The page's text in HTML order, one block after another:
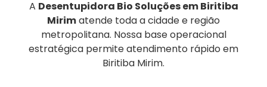
A Desentupidora Bio Soluções em Biritiba
Mirimatende toda a cidade e região
metropolitana. Nossa base operacional
estratégica permite atendimento rápido em
Biritiba Mirim.